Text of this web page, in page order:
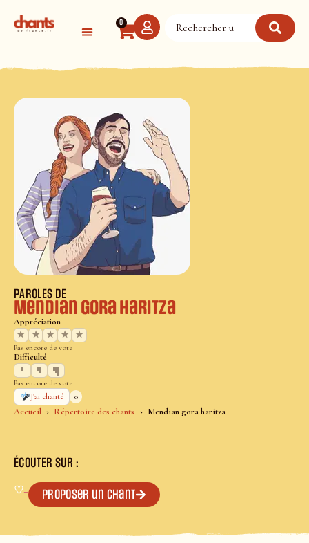
0
Accueil Répertoire des chants Mendian gora haritza
PAROLES DE
Mendian gora haritza
Appréciation
★
★ ★ ★ ★
Pas encore de vote
Difficulté
Pas encore de vote
J’ai chanté
0
ÉCOUTER SUR :
♡+ Proposer un chant